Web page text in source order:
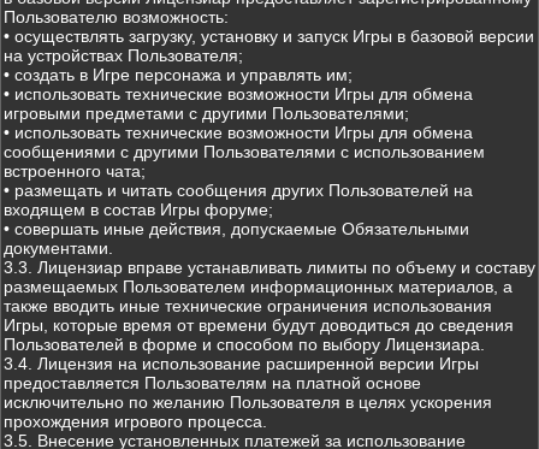
Пользователю возможность:
• осуществлять загрузку, установку и запуск Игры в базовой версии
на устройствах Пользователя;
• создать в Игре персонажа и управлять им;
• использовать технические возможности Игры для обмена
игровыми предметами с другими Пользователями;
• использовать технические возможности Игры для обмена
сообщениями с другими Пользователями с использованием
встроенного чата;
• размещать и читать сообщения других Пользователей на
входящем в состав Игры форуме;
• совершать иные действия, допускаемые Обязательными
документами.
3.3. Лицензиар вправе устанавливать лимиты по объему и составу
размещаемых Пользователем информационных материалов, а
также вводить иные технические ограничения использования
Игры, которые время от времени будут доводиться до сведения
Пользователей в форме и способом по выбору Лицензиара.
3.4. Лицензия на использование расширенной версии Игры
предоставляется Пользователям на платной основе
исключительно по желанию Пользователя в целях ускорения
прохождения игрового процесса.
3.5. Внесение установленных платежей за использование